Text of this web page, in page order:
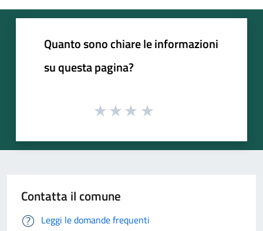
Quanto sono chiare le informazioni
su questa pagina?
Contatta il comune
Leggi le domande frequenti